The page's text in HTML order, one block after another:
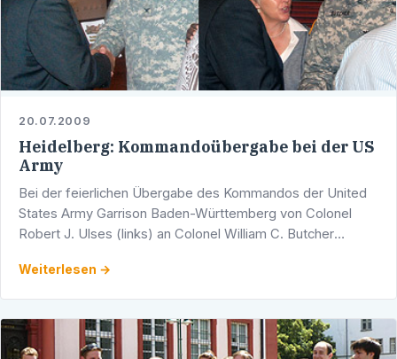
20.07.2009
Heidelberg: Kommandoübergabe bei der US
Army
Bei der feierlichen Übergabe des Kommandos der United
States Army Garrison Baden-Württemberg von Colonel
Robert J. Ulses (links) an Colonel William C. Butcher
und …
Weiterlesen →